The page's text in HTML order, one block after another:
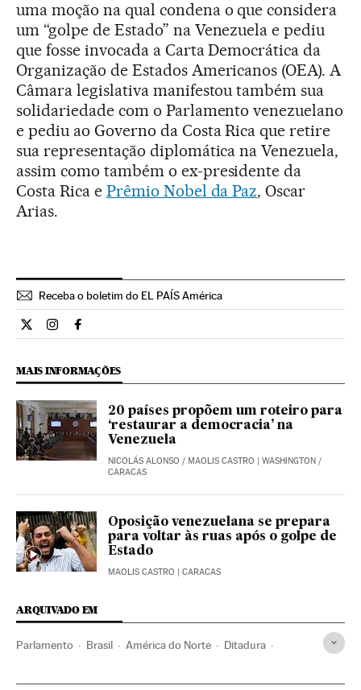
uma moção na qual condena o que considera
um “golpe de Estado” na Venezuela e pediu
que fosse invocada a Carta Democrática da
Organização de Estados Americanos (OEA). A
Câmara legislativa manifestou também sua
solidariedade com o Parlamento venezuelano
e pediu ao Governo da Costa Rica que retire
sua representação diplomática na Venezuela,
assim como também o ex-presidente da
Costa Rica e Prêmio Nobel da Paz, Oscar
Arias.
Receba o boletim do EL PAÍS América
Internacional El País Brasil en Twitter
Internacional El País Brasil en Instagram
Internacional El País Brasil en Facebook
MAIS INFORMAÇÕES
20 países propõem um roteiro para
‘restaurar a democracia’ na
Venezuela
NICOLÁS ALONSO / MAOLIS CASTRO | WASHINGTON /
CARACAS
Oposição venezuelana se prepara
para voltar às ruas após o golpe de
Estado
MAOLIS CASTRO | CARACAS
ARQUIVADO EM
Parlamento Brasil América do Norte Ditadura